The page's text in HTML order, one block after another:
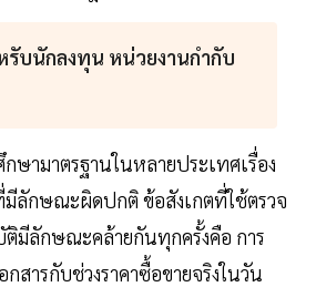
รับนักลงทุน หน่วยงานกำกับ
ามาตรฐานในหลายประเทศเรื่อง
มีลักษณะผิดปกติ ข้อสังเกตที่ใช้ตรวจ
ติมีลักษณะคล้ายกันทุกครั้งคือ การ
กสารกับช่วงราคาซื้อขายจริงในวัน